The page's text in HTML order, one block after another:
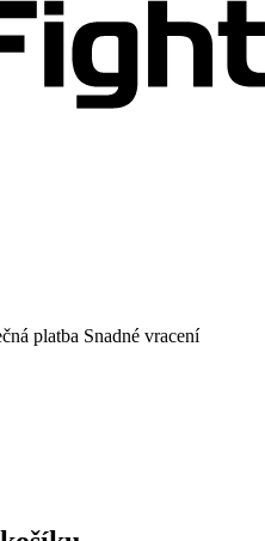
platba Snadné vracení